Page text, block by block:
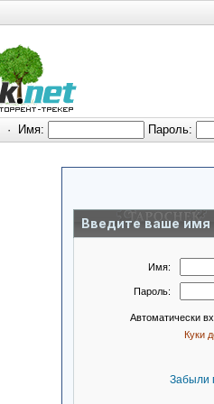
· Имя: Пароль:
Введите ваше имя
Имя:
Пароль:
Автоматически
Куки
Забыли